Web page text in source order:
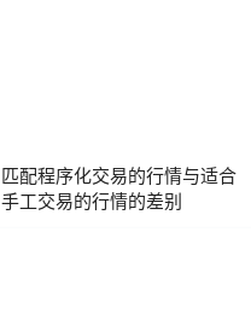
匹配程序化交易的行情与适合
手工交易的行情的差别